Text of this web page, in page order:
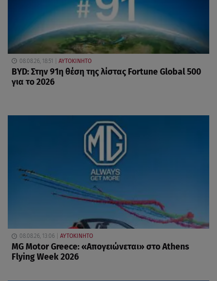
08.08.26, 18:51 ΑΥΤΟΚΙΝΗΤΟ
BYD: Στην 91η θέση της λίστας Fortune Global 500
για το 2026
08.08.26, 13:06 ΑΥΤΟΚΙΝΗΤΟ
MG Motor Greece: «Απογειώνεται» στο Athens
Flying Week 2026